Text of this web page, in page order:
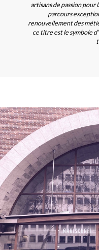
artisans de passion
parcours
renouvellement des
ce titre est le symbole